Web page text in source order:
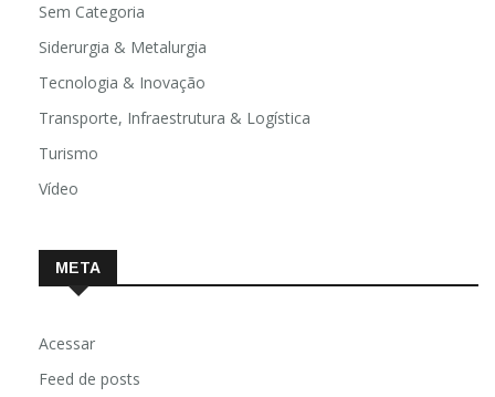
Sem Categoria
Siderurgia & Metalurgia
Tecnologia & Inovação
Transporte, Infraestrutura & Logística
Turismo
Vídeo
META
Acessar
Feed de posts